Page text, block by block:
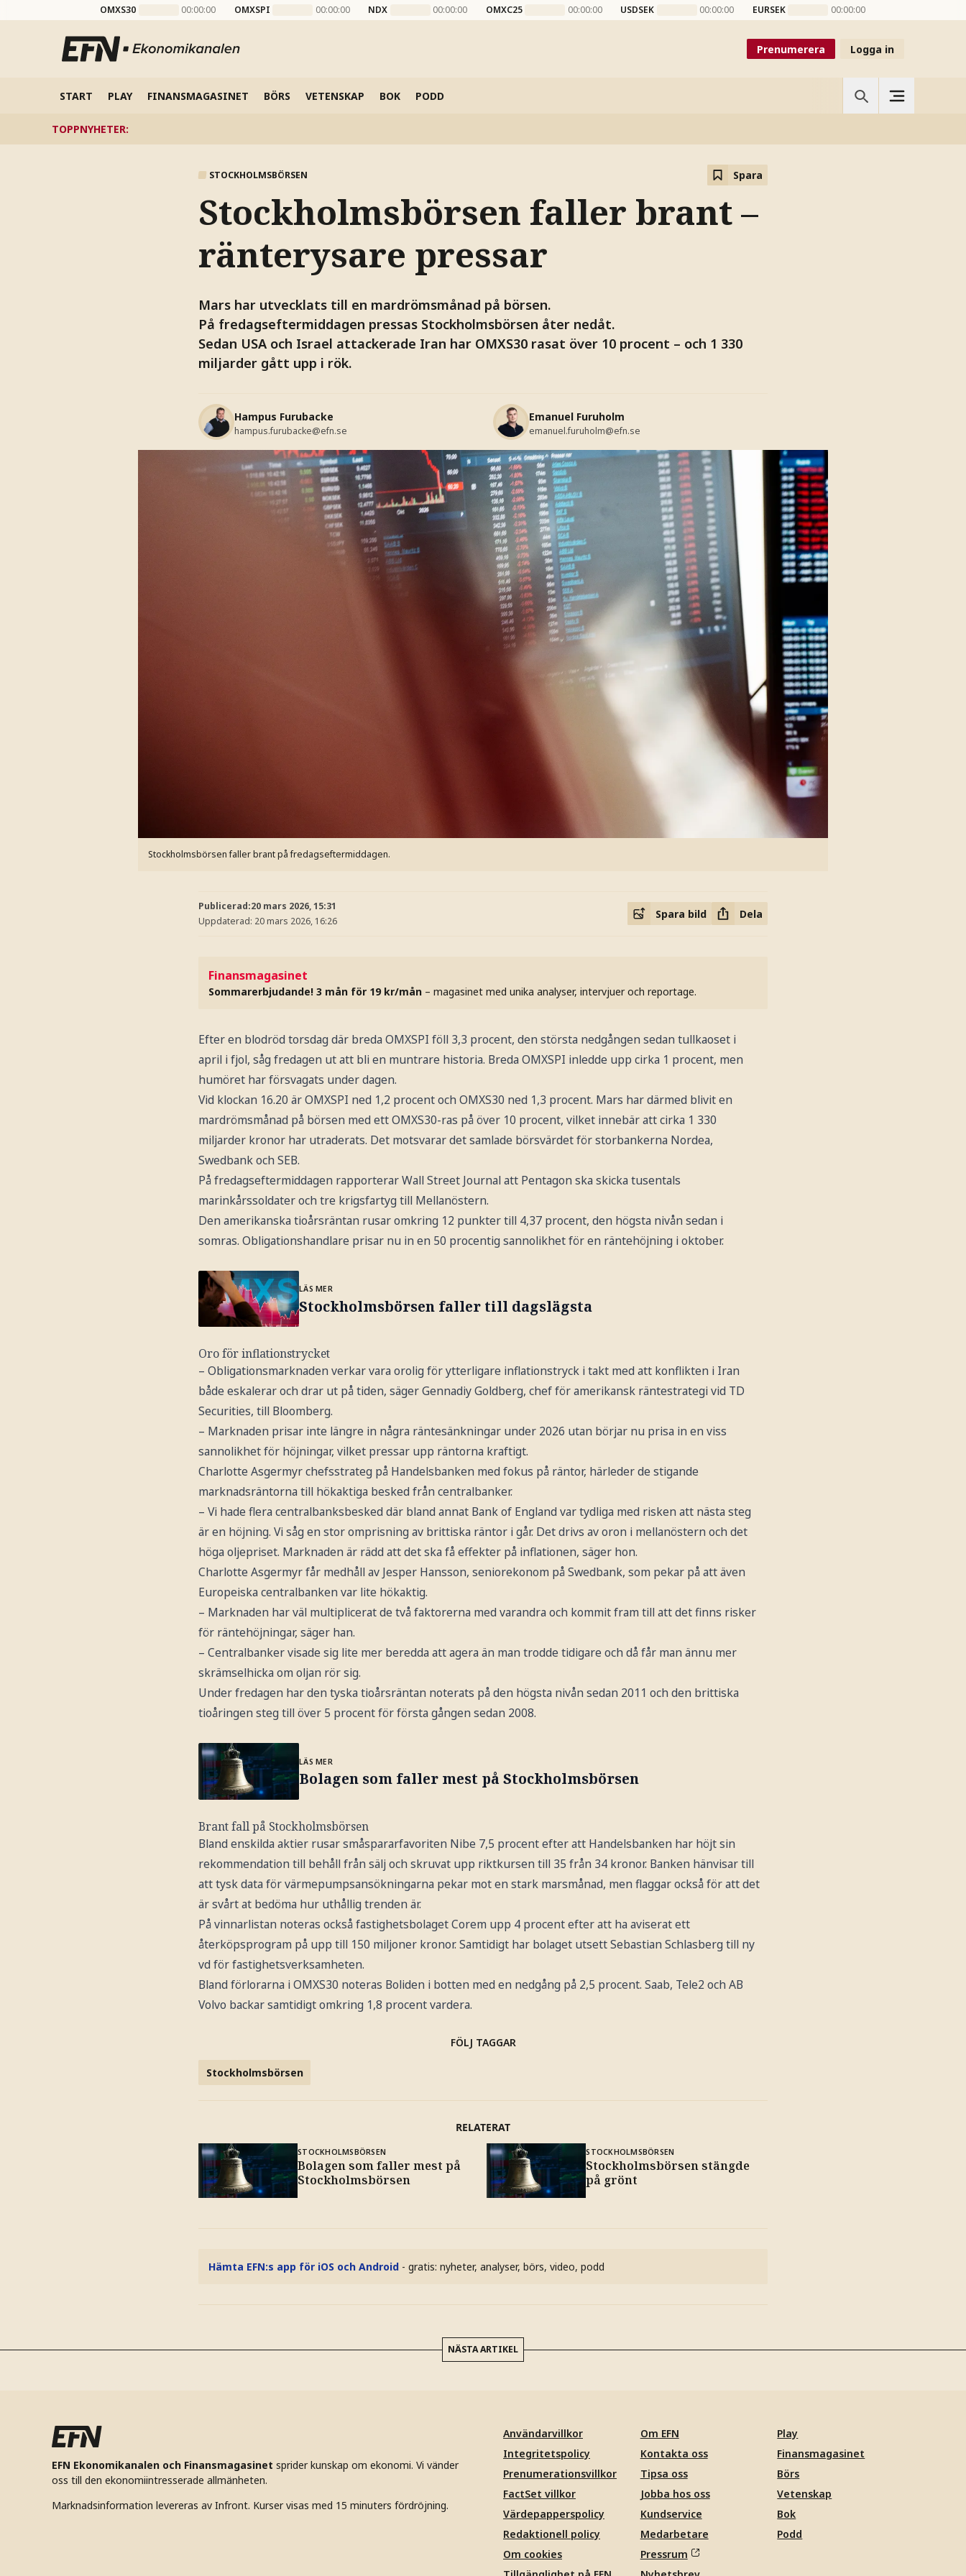
OMXS30 00:00:00 OMXSPI 00:00:00 NDX 00:00:00 OMXC25 00:00:00 USDSEK 00:00:00 EURSEK 00:00:00
Prenumerera Logga in
START PLAY FINANSMAGASINET BÖRS VETENSKAP BOK PODD
TOPPNYHETER:
STOCKHOLMSBÖRSEN Spara
Stockholmsbörsen faller brant –
ränterysare pressar
Mars har utvecklats till en mardrömsmånad på börsen.
På fredagseftermiddagen pressas Stockholmsbörsen åter nedåt.
Sedan USA och Israel attackerade Iran har OMXS30 rasat över 10 procent – och 1 330
miljarder gått upp i rök.
Hampus Furubacke
hampus.furubacke@efn.se
Emanuel Furuholm
emanuel.furuholm@efn.se
Stockholmsbörsen faller brant på fredagseftermiddagen.
Publicerad:20 mars 2026, 15:31
Uppdaterad: 20 mars 2026, 16:26
Spara bild Dela
Finansmagasinet
Sommarerbjudande! 3 mån för 19 kr/mån – magasinet med unika analyser, intervjuer och reportage.
Efter en blodröd torsdag där breda OMXSPI föll 3,3 procent, den största nedgången sedan tullkaoset i
april i fjol, såg fredagen ut att bli en muntrare historia. Breda OMXSPI inledde upp cirka 1 procent, men
humöret har försvagats under dagen.
Vid klockan 16.20 är OMXSPI ned 1,2 procent och OMXS30 ned 1,3 procent. Mars har därmed blivit en
mardrömsmånad på börsen med ett OMXS30-ras på över 10 procent, vilket innebär att cirka 1 330
miljarder kronor har utraderats. Det motsvarar det samlade börsvärdet för storbankerna Nordea,
Swedbank och SEB.
På fredagseftermiddagen rapporterar Wall Street Journal att Pentagon ska skicka tusentals
marinkårssoldater och tre krigsfartyg till Mellanöstern.
Den amerikanska tioårsräntan rusar omkring 12 punkter till 4,37 procent, den högsta nivån sedan i
somras. Obligationshandlare prisar nu in en 50 procentig sannolikhet för en räntehöjning i oktober.
LÄS MER
Stockholmsbörsen faller till dagslägsta
Oro för inflationstrycket
– Obligationsmarknaden verkar vara orolig för ytterligare inflationstryck i takt med att konflikten i Iran
både eskalerar och drar ut på tiden, säger Gennadiy Goldberg, chef för amerikansk räntestrategi vid TD
Securities, till Bloomberg.
– Marknaden prisar inte längre in några räntesänkningar under 2026 utan börjar nu prisa in en viss
sannolikhet för höjningar, vilket pressar upp räntorna kraftigt.
Charlotte Asgermyr chefsstrateg på Handelsbanken med fokus på räntor, härleder de stigande
marknadsräntorna till hökaktiga besked från centralbanker.
– Vi hade flera centralbanksbesked där bland annat Bank of England var tydliga med risken att nästa steg
är en höjning. Vi såg en stor omprisning av brittiska räntor i går. Det drivs av oron i mellanöstern och det
höga oljepriset. Marknaden är rädd att det ska få effekter på inflationen, säger hon.
Charlotte Asgermyr får medhåll av Jesper Hansson, seniorekonom på Swedbank, som pekar på att även
Europeiska centralbanken var lite hökaktig.
– Marknaden har väl multiplicerat de två faktorerna med varandra och kommit fram till att det finns risker
för räntehöjningar, säger han.
– Centralbanker visade sig lite mer beredda att agera än man trodde tidigare och då får man ännu mer
skrämselhicka om oljan rör sig.
Under fredagen har den tyska tioårsräntan noterats på den högsta nivån sedan 2011 och den brittiska
tioåringen steg till över 5 procent för första gången sedan 2008.
LÄS MER
Bolagen som faller mest på Stockholmsbörsen
Brant fall på Stockholmsbörsen
Bland enskilda aktier rusar småspararfavoriten Nibe 7,5 procent efter att Handelsbanken har höjt sin
rekommendation till behåll från sälj och skruvat upp riktkursen till 35 från 34 kronor. Banken hänvisar till
att tysk data för värmepumpsansökningarna pekar mot en stark marsmånad, men flaggar också för att det
är svårt at bedöma hur uthållig trenden är.
På vinnarlistan noteras också fastighetsbolaget Corem upp 4 procent efter att ha aviserat ett
återköpsprogram på upp till 150 miljoner kronor. Samtidigt har bolaget utsett Sebastian Schlasberg till ny
vd för fastighetsverksamheten.
Bland förlorarna i OMXS30 noteras Boliden i botten med en nedgång på 2,5 procent. Saab, Tele2 och AB
Volvo backar samtidigt omkring 1,8 procent vardera.
FÖLJ TAGGAR
Stockholmsbörsen
RELATERAT
STOCKHOLMSBÖRSEN
Bolagen som faller mest på
Stockholmsbörsen
STOCKHOLMSBÖRSEN
Stockholmsbörsen stängde
på grönt
Hämta EFN:s app för iOS och Android - gratis: nyheter, analyser, börs, video, podd
NÄSTA ARTIKEL
EFN Ekonomikanalen och Finansmagasinet sprider kunskap om ekonomi. Vi vänder
oss till den ekonomiintresserade allmänheten.
Marknadsinformation levereras av Infront. Kurser visas med 15 minuters fördröjning.
Användarvillkor
Integritetspolicy
Prenumerationsvillkor
FactSet villkor
Värdepapperspolicy
Redaktionell policy
Om cookies
Om EFN
Kontakta oss
Tipsa oss
Jobba hos oss
Kundservice
Medarbetare
Pressrum
Play
Finansmagasinet
Börs
Vetenskap
Bok
Podd